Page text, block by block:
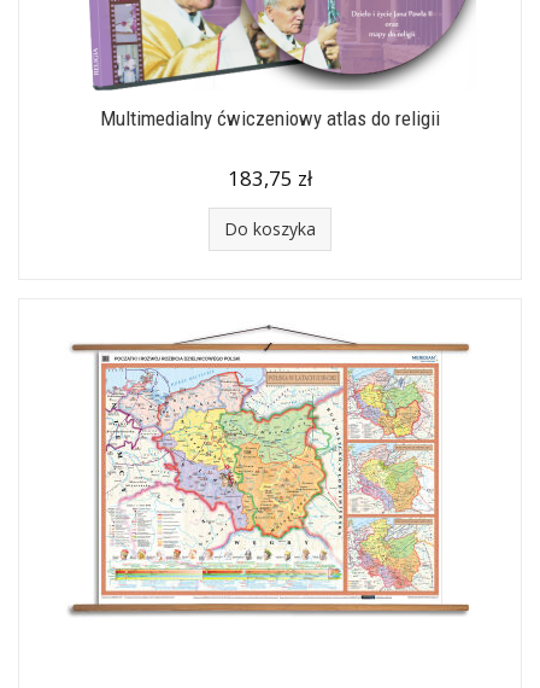
Multimedialny ćwiczeniowy atlas do religii
183,75 zł
Do koszyka